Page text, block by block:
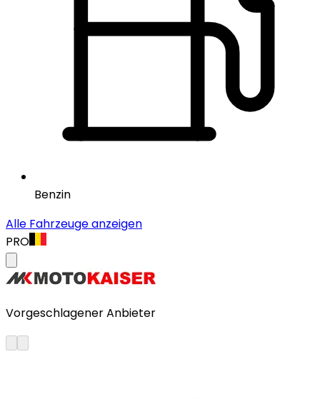
Benzin
Alle Fahrzeuge anzeigen
PRO
Vorgeschlagener Anbieter